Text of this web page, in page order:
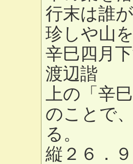
行末は誰
珍しや山
辛巳四月
渡辺諧
上の「辛
のことで
る。
縦２６．